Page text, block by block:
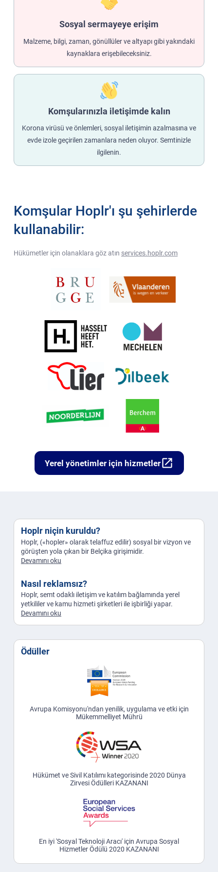
Sosyal sermayeye erişim
Malzeme, bilgi, zaman, gönüllüler ve altyapı gibi yakındaki
kaynaklara erişebileceksiniz.
Komşularınızla iletişimde kalın
Korona virüsü ve önlemleri, sosyal iletişimin azalmasına ve
evde izole geçirilen zamanlara neden oluyor. Semtinizle
ilgilenin.
Komşular Hoplr'ı şu şehirlerde
kullanabilir:
Hükümetler için olanaklara göz atın services.hoplr.com
Yerel yönetimler için hizmetleropen_in_new
Hoplr niçin kuruldu?
Hoplr, («hopler» olarak telaffuz edilir) sosyal bir vizyon ve
görüşten yola çıkan bir Belçika girişimidir.
Devamını oku
Nasıl reklamsız?
Hoplr, semt odaklı iletişim ve katılım bağlamında yerel
yetkililer ve kamu hizmeti şirketleri ile işbirliği yapar.
Devamını oku
Ödüller
Avrupa Komisyonu'ndan yenilik, uygulama ve etki için
Mükemmelliyet Mührü
Hükümet ve Sivil Katılımı kategorisinde 2020 Dünya
Zirvesi Ödülleri KAZANANI
En iyi 'Sosyal Teknoloji Aracı' için Avrupa Sosyal
Hizmetler Ödülü 2020 KAZANANI